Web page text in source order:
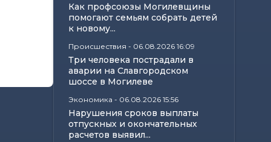
Как профсоюзы Могилевщины
помогают семьям собрать детей
к новому...
Происшествия - 06.08.2026 16:09
Три человека пострадали в
аварии на Славгородском
шоссе в Могилеве
Экономика - 06.08.2026 15:56
Нарушения сроков выплаты
отпускных и окончательных
расчетов выявил...